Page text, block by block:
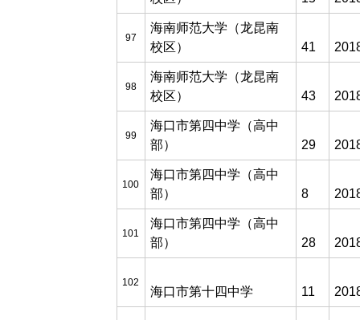
97
海南师范大学（龙昆南
校区）
41
98
海南师范大学（龙昆南
校区）
43
99
海口市第四中学（高中
部）
29
100
海口市第四中学（高中
部）
8
101
海口市第四中学（高中
部）
28
102
海口市第十四中学 11